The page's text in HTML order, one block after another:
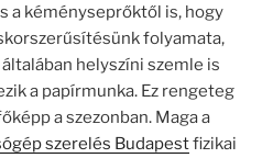
a kéményseprőktől is, hogy
folyamata,
helyszíni szemle is
a papírmunka. Ez rengeteg
a szezonban. Maga a
szerelés Budapestfizikai